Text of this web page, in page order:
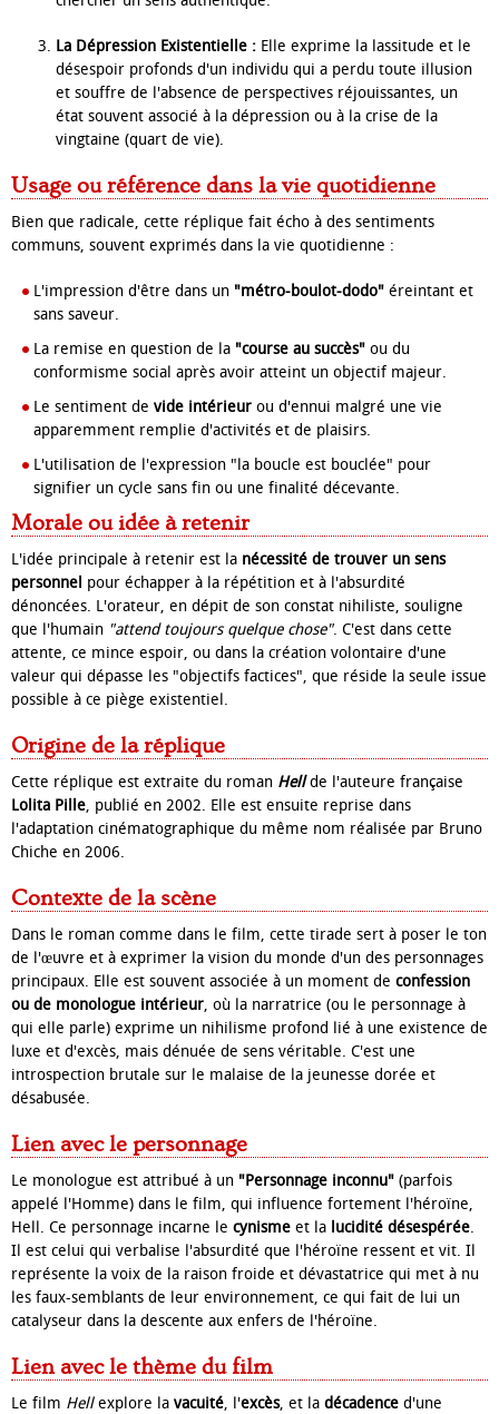
La Dépression Existentielle : Elle exprime la lassitude et le
désespoir profonds d'un individu qui a perdu toute illusion
et souffre de l'absence de perspectives réjouissantes, un
état souvent associé à la dépression ou à la crise de la
vingtaine (quart de vie).
Usage ou référence dans la vie quotidienne
Bien que radicale, cette réplique fait écho à des sentiments
communs, souvent exprimés dans la vie quotidienne :
L'impression d'être dans un "métro-boulot-dodo" éreintant et
sans saveur.
La remise en question de la "course au succès" ou du
conformisme social après avoir atteint un objectif majeur.
Le sentiment de vide intérieur ou d'ennui malgré une vie
apparemment remplie d'activités et de plaisirs.
L'utilisation de l'expression "la boucle est bouclée" pour
signifier un cycle sans fin ou une finalité décevante.
Morale ou idée à retenir
L'idée principale à retenir est la nécessité de trouver un sens
personnel pour échapper à la répétition et à l'absurdité
dénoncées. L'orateur, en dépit de son constat nihiliste, souligne
que l'humain "attend toujours quelque chose". C'est dans cette
attente, ce mince espoir, ou dans la création volontaire d'une
valeur qui dépasse les "objectifs factices", que réside la seule issue
possible à ce piège existentiel.
Origine de la réplique
Cette réplique est extraite du roman Hellde l'auteure française
Lolita Pille, publié en 2002. Elle est ensuite reprise dans
l'adaptation cinématographique du même nom réalisée par Bruno
Chiche en 2006.
Contexte de la scène
Dans le roman comme dans le film, cette tirade sert à poser le ton
de l'œuvre et à exprimer la vision du monde d'un des personnages
principaux. Elle est souvent associée à un moment de confession
ou de monologue intérieur, où la narratrice (ou le personnage à
qui elle parle) exprime un nihilisme profond lié à une existence de
luxe et d'excès, mais dénuée de sens véritable. C'est une
introspection brutale sur le malaise de la jeunesse dorée et
désabusée.
Lien avec le personnage
Le monologue est attribué à un "Personnage inconnu" (parfois
appelé l'Homme) dans le film, qui influence fortement l'héroïne,
Hell. Ce personnage incarne le cynisme et la lucidité désespérée.
Il est celui qui verbalise l'absurdité que l'héroïne ressent et vit. Il
représente la voix de la raison froide et dévastatrice qui met à nu
les faux-semblants de leur environnement, ce qui fait de lui un
catalyseur dans la descente aux enfers de l'héroïne.
Lien avec le thème du film
Le film Hellexplore la vacuité, l'excès, et la décadence d'une